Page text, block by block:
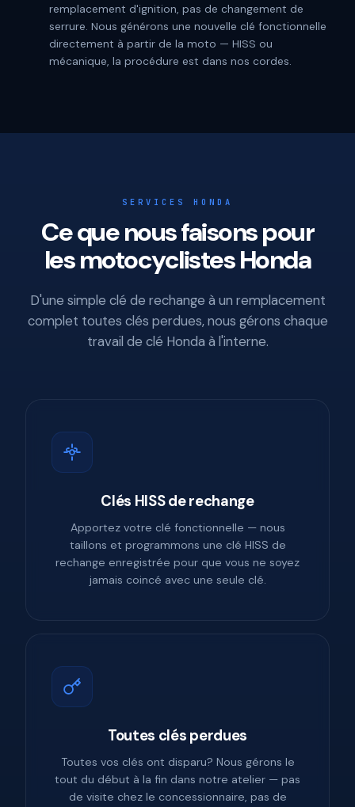
remplacement d'ignition, pas de changement de
serrure. Nous générons une nouvelle clé fonctionnelle
directement à partir de la moto — HISS ou
mécanique, la procédure est dans nos cordes.
SERVICES HONDA
Ce que nous faisons pour
les motocyclistes Honda
D'une simple clé de rechange à un remplacement
complet toutes clés perdues, nous gérons chaque
travail de clé Honda à l'interne.
Clés HISS de rechange
Apportez votre clé fonctionnelle — nous
taillons et programmons une clé HISS de
rechange enregistrée pour que vous ne soyez
jamais coincé avec une seule clé.
Toutes clés perdues
Toutes vos clés ont disparu? Nous gérons le
tout du début à la fin dans notre atelier — pas
de visite chez le concessionnaire, pas de